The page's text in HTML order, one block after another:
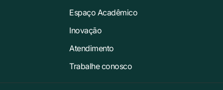
Espaço Acadêmico
Inovação
Atendimento
Trabalhe conosco